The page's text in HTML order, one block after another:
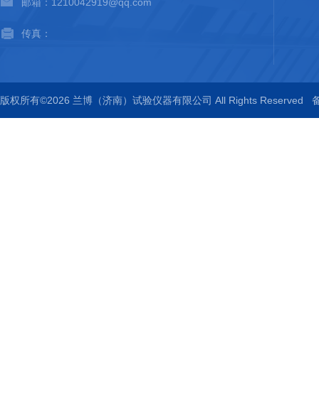
传真：
版权所有©2026 兰博（济南）试验仪器有限公司 All Rights Reserved